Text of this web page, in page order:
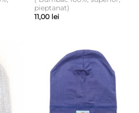
pieptanat)
11,00 lei